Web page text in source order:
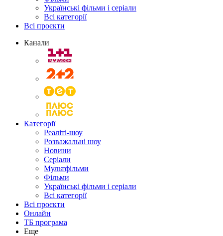
Українські фільми і серіали
Всі категорії
Всі проєкти
Канали
Категорії
Реаліті-шоу
Розважальні шоу
Новини
Серіали
Мультфільми
Фільми
Українські фільми і серіали
Всі категорії
Всі проєкти
Онлайн
ТБ програма
Еще